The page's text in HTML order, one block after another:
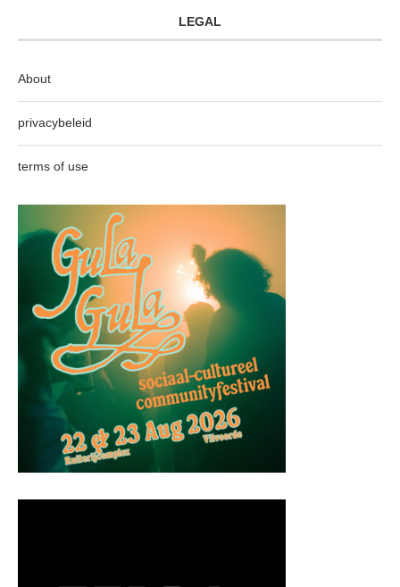
LEGAL
About
privacybeleid
terms of use